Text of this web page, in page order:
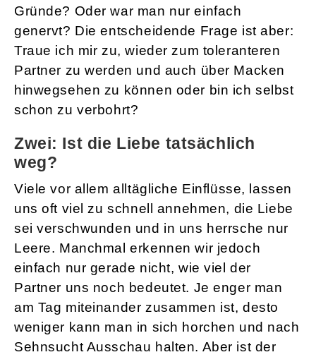
Gründe? Oder war man nur einfach
genervt? Die entscheidende Frage ist aber:
Traue ich mir zu, wieder zum toleranteren
Partner zu werden und auch über Macken
hinwegsehen zu können oder bin ich selbst
schon zu verbohrt?
Zwei: Ist die Liebe tatsächlich
weg?
Viele vor allem alltägliche Einflüsse, lassen
uns oft viel zu schnell annehmen, die Liebe
sei verschwunden und in uns herrsche nur
Leere. Manchmal erkennen wir jedoch
einfach nur gerade nicht, wie viel der
Partner uns noch bedeutet. Je enger man
am Tag miteinander zusammen ist, desto
weniger kann man in sich horchen und nach
Sehnsucht Ausschau halten. Aber ist der